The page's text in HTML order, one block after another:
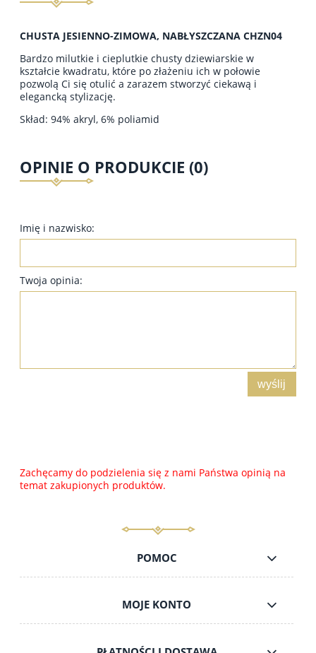
CHUSTA JESIENNO-ZIMOWA, NABŁYSZCZANA CHZN04
Bardzo milutkie i cieplutkie chusty dziewiarskie w
kształcie kwadratu, które po złażeniu ich w połowie
pozwolą Ci się otulić a zarazem stworzyć ciekawą i
elegancką stylizację.
Skład: 94% akryl, 6% poliamid
OPINIE O PRODUKCIE (0)
Imię i nazwisko:
Twoja opinia:
wyślij
Zachęcamy do podzielenia się z nami Państwa opinią na
temat zakupionych produktów.
POMOC
MOJE KONTO